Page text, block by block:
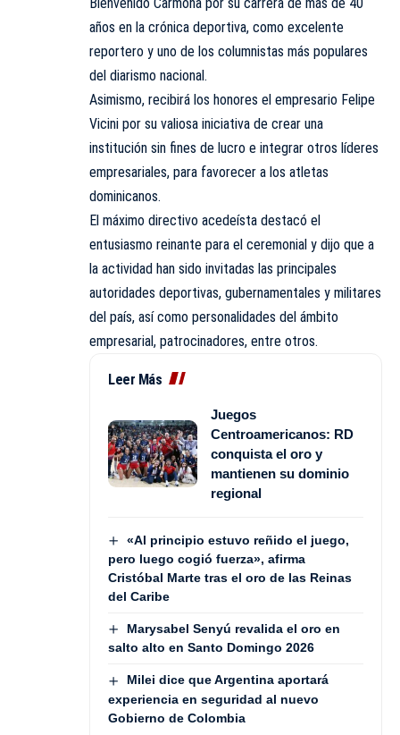
años en la crónica deportiva, como excelente
reportero y uno de los columnistas más populares
del diarismo nacional.
Asimismo, recibirá los honores el empresario Felipe
Vicini por su valiosa iniciativa de crear una
institución sin fines de lucro e integrar otros líderes
empresariales, para favorecer a los atletas
dominicanos.
El máximo directivo acedeísta destacó el
entusiasmo reinante para el ceremonial y dijo que a
la actividad han sido invitadas las principales
autoridades deportivas, gubernamentales y militares
del país, así como personalidades del ámbito
empresarial, patrocinadores, entre otros.
Leer Más
Juegos
Centroamericanos: RD
conquista el oro y
mantienen su dominio
regional
«Al principio estuvo reñido el juego,
pero luego cogió fuerza», afirma
Cristóbal Marte tras el oro de las Reinas
del Caribe
Marysabel Senyú revalida el oro en
salto alto en Santo Domingo 2026
Milei dice que Argentina aportará
experiencia en seguridad al nuevo
Gobierno de Colombia